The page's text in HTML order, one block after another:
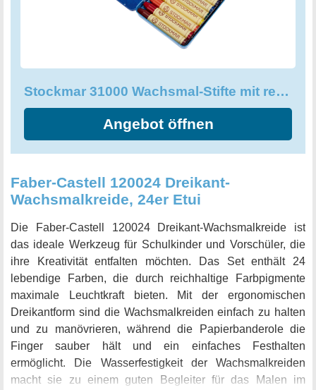
Stockmar 31000 Wachsmal-Stifte mit reinem Bienenwachs
Angebot öffnen
Faber-Castell 120024 Dreikant-
Wachsmalkreide, 24er Etui
Die Faber-Castell 120024 Dreikant-Wachsmalkreide ist
das ideale Werkzeug für Schulkinder und Vorschüler, die
ihre Kreativität entfalten möchten. Das Set enthält 24
lebendige Farben, die durch reichhaltige Farbpigmente
maximale Leuchtkraft bieten. Mit der ergonomischen
Dreikantform sind die Wachsmalkreiden einfach zu halten
und zu manövrieren, während die Papierbanderole die
Finger sauber hält und ein einfaches Festhalten
ermöglicht. Die Wasserfestigkeit der Wachsmalkreiden
macht sie zu einem guten Begleiter für das Malen im